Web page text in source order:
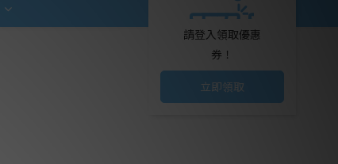
請登入領取優惠
券！
立即領取